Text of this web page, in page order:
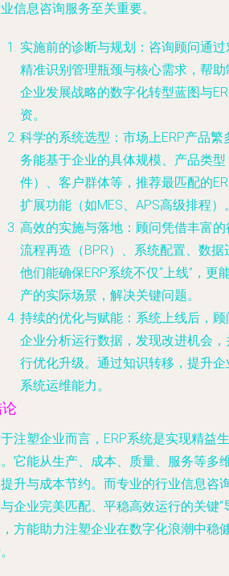
信息咨询服务至关重要。
实施前的诊断与规划 ：咨询顾问通
精准识别管理瓶颈与核心需求，帮
企业发展战略的数字化转型蓝图与
资。
科学的系统选型 ：市场上ERP产品
务能基于企业的具体规模、产品类
件）、客户群体等，推荐最匹配的
扩展功能（如MES、APS高级排程）。
高效的实施与落地 ：顾问凭借丰富
流程再造（BPR）、系统配置、数
他们能确保ERP系统不仅“上线”，更
产的实际场景，解决关键问题。
持续的优化与赋能 ：系统上线后，
企业分析运行数据，发现改进机会
行优化升级。通过知识转移，提升
系统运维能力。
注塑企业而言，ERP系统是实现精益
它能从生产、成本、质量、服务等多
升与成本节约。而专业的行业信息咨
企业完美匹配、平稳高效运行的关键“
方能助力注塑企业在数字化浪潮中稳